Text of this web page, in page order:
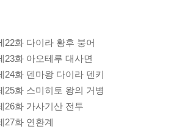
22화 다이라 황후 붕어
23화 아오테루 대사면
24화 덴마왕 다이라 덴키
25화 스미히토 왕의 거병
26화 가사기산 전투
27화 연환계